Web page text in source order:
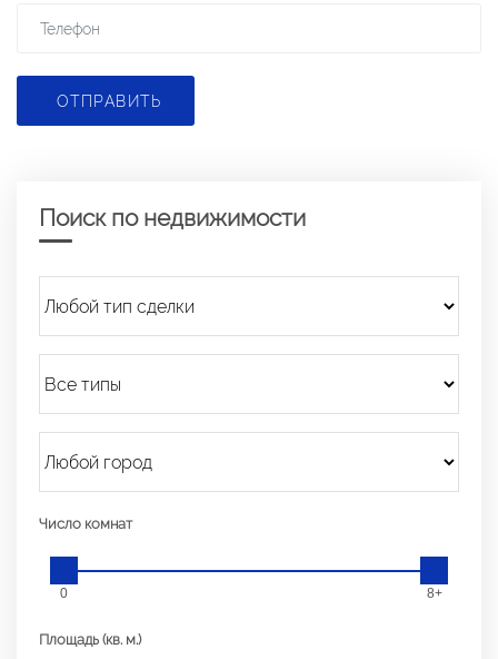
ОТПРАВИТЬ
Поиск по недвижимости
Число комнат
0 8+
Площадь (кв. м.)